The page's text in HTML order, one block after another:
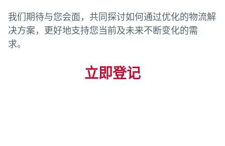
我们期待与您会面，共同探讨如何通过优化的物流解
决方案，更好地支持您当前及未来不断变化的需
求。
立即登记